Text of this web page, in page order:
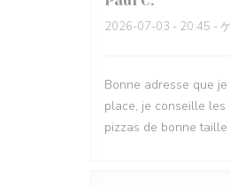
2026-07-03 - 20:45 -
Bonne adresse que
place, je conseille
pizzas de bonne